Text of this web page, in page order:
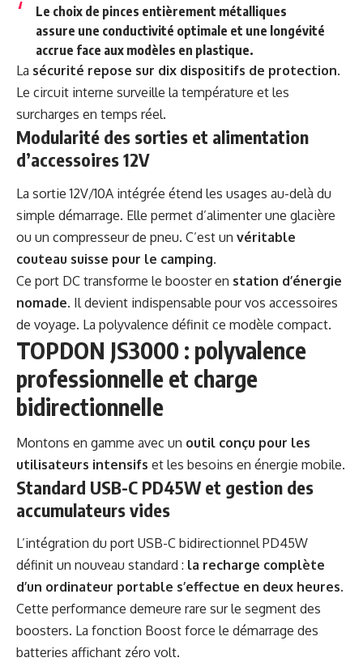
Le choix de pinces entièrement métalliques
assure une conductivité optimale et une longévité
accrue face aux modèles en plastique.
La sécurité repose sur dix dispositifs de protection.
Le circuit interne surveille la température et les
surcharges en temps réel.
Modularité des sorties et alimentation
d’accessoires 12V
La sortie 12V/10A intégrée étend les usages au-delà du
simple démarrage. Elle permet d’alimenter une glacière
ou un compresseur de pneu. C’est un véritable
couteau suisse pour le camping.
Ce port DC transforme le booster en station d’énergie
nomade. Il devient indispensable pour vos accessoires
de voyage. La polyvalence définit ce modèle compact.
TOPDON JS3000 : polyvalence
professionnelle et charge
bidirectionnelle
Montons en gamme avec un outil conçu pour les
utilisateurs intensifs et les besoins en énergie mobile.
Standard USB-C PD45W et gestion des
accumulateurs vides
L’intégration du port USB-C bidirectionnel PD45W
définit un nouveau standard : la recharge complète
d’un ordinateur portable s’effectue en deux heures.
Cette performance demeure rare sur le segment des
boosters. La fonction Boost force le démarrage des
batteries affichant zéro volt.